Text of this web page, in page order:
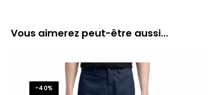
Vous aimerez peut-être aussi…
-40%